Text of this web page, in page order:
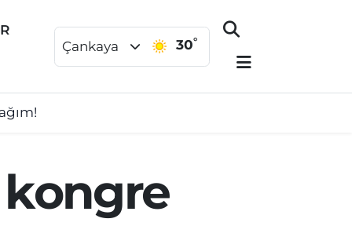
Çankaya 30°